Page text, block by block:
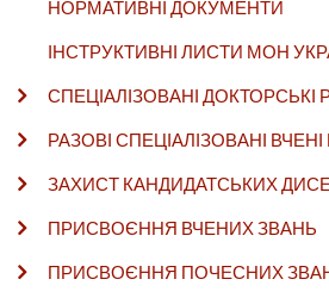
НОРМАТИВНІ ДОКУМЕНТИ
ІНСТРУКТИВНІ ЛИСТИ МОН
СПЕЦІАЛІЗОВАНІ ДОКТОРСЬКІ
РАЗОВІ СПЕЦІАЛІЗОВАНІ
ЗАХИСТ КАНДИДАТСЬКИХ
ПРИСВОЄННЯ ВЧЕНИХ ЗВАНЬ
ПРИСВОЄННЯ ПОЧЕСНИХ